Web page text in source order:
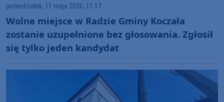
poniedziałek, 11 maja 2026, 11:17
Wolne miejsce w Radzie Gminy Koczała
zostanie uzupełnione bez głosowania. Zgłosił
się tylko jeden kandydat